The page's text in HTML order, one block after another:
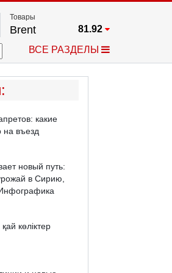
Товары
Brent 81.92
Платина
2.636
ВСЕ РАЗДЕЛЫ
:
какие
на въезд
новый путь:
в Сирию,
көліктер